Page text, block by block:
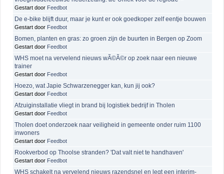
Gestart door Feedbot
De e-bike blijft duur, maar je kunt er ook goedkoper zelf eentje bouwen
Gestart door Feedbot
Bomen, planten en gras: zo groen zijn de buurten in Bergen op Zoom
Gestart door Feedbot
WHS moet na vervelend nieuws wÃ©Ã©r op zoek naar een nieuwe
trainer
Gestart door Feedbot
Hoezo, wat Japie Schwarzenegger kan, kun jij ook?
Gestart door Feedbot
Afzuiginstallatie vliegt in brand bij logistiek bedrijf in Tholen
Gestart door Feedbot
Tholen doet onderzoek naar veiligheid in gemeente onder ruim 1100
inwoners
Gestart door Feedbot
Rookverbod op Thoolse stranden? 'Dat valt niet te handhaven'
Gestart door Feedbot
WHS schakelt na vervelend nieuws razendsnel en legt een interim-